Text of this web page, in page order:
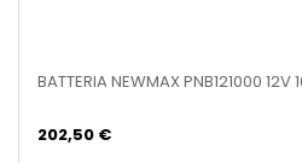
BATTERIA NEWMAX PNB121000
202,50 €